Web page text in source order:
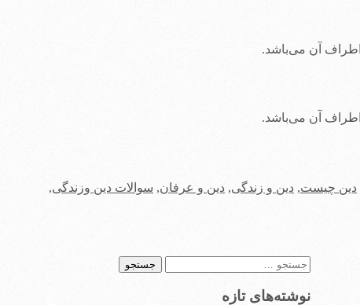
آن می‌باشد.
آن می‌باشد.
دین چیست, دین و زندگی, دین و عرفان, سوالات دین وزندگی,
جستجو
نوشته‌های تازه